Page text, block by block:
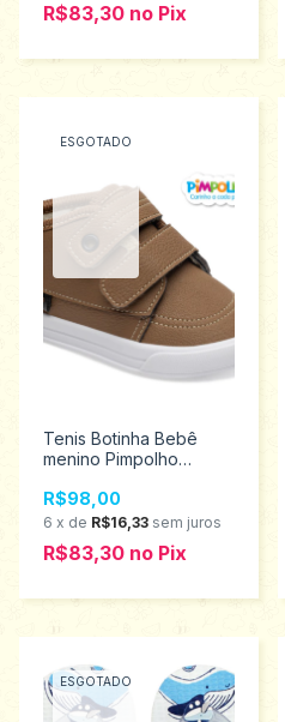
R$83,30 no Pix
ESGOTADO
Tenis Botinha Bebê
menino Pimpolho
0120468
R$98,00
6 x de R$16,33 sem juros
R$83,30 no Pix
ESGOTADO